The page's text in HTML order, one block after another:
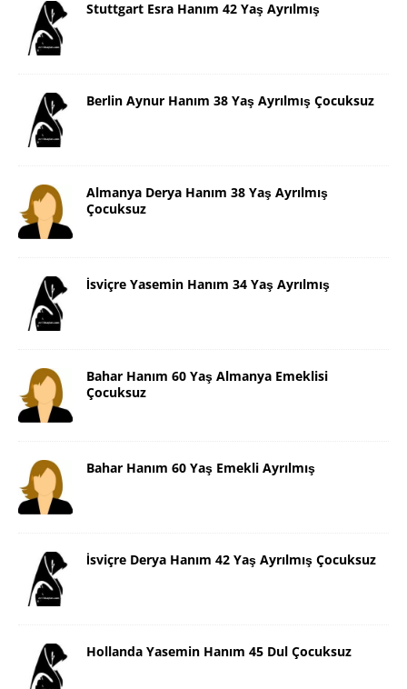
Stuttgart Esra Hanım 42 Yaş Ayrılmış
Berlin Aynur Hanım 38 Yaş Ayrılmış Çocuksuz
Almanya Derya Hanım 38 Yaş Ayrılmış
Çocuksuz
İsviçre Yasemin Hanım 34 Yaş Ayrılmış
Bahar Hanım 60 Yaş Almanya Emeklisi
Çocuksuz
Bahar Hanım 60 Yaş Emekli Ayrılmış
İsviçre Derya Hanım 42 Yaş Ayrılmış Çocuksuz
Hollanda Yasemin Hanım 45 Dul Çocuksuz